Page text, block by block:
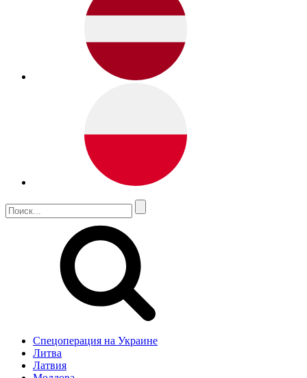
Спецоперация на Украине
Литва
Латвия